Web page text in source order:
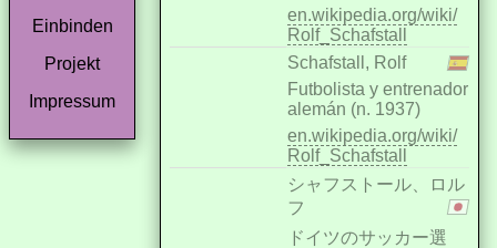
Einbinden
Projekt
Impressum
en.wikipedia.org/wiki/
Rolf_Schafstall
Schafstall, Rolf
Futbolista y entrenador
alemán (n. 1937)
en.wikipedia.org/wiki/
Rolf_Schafstall
シャフストール、ロル
フ
ドイツのサッカー選